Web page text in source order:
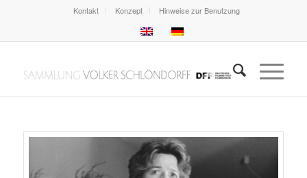
Kontakt Konzept Hinweise zur Benutzung